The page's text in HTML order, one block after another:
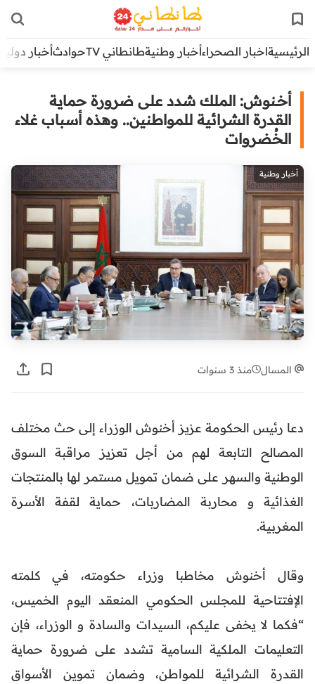
الرئيسيةاخبار الصحراءأخبار وطنيةطانطاني TV حوادثأخبار دولية
أخـنوش: الملك شدد على ضرورة حماية
القدرة الشرائية للمواطنين.. وهذه أسباب غلاء
الخُضروات
أخبار وطنية
المسال منذ 3 سنوات
دعا رئيس الحكومة عزيز أخنوش الوزراء إلى حث مختلف
المصالح التابعة لهم من أجل تعزيز مراقبة السوق
الوطنية والسهر على ضمان تمويل مستمر لها بالمنتجات
الغذائية و محاربة المضاربات، حماية لقفة الأسرة
المغربية.
وقال أخنوش مخاطبا وزراء حكومته، في كلمته
الإفتتاحية للمجلس الحكومي المنعقد اليوم الخميس،
“فكما لا يخفى عليكم، السيدات والسادة و الوزراء، فإن
التعليمات الملكية السامية تشدد على ضرورة حماية
القدرة الشرائية للمواطن، وضمان تموين الأسواق